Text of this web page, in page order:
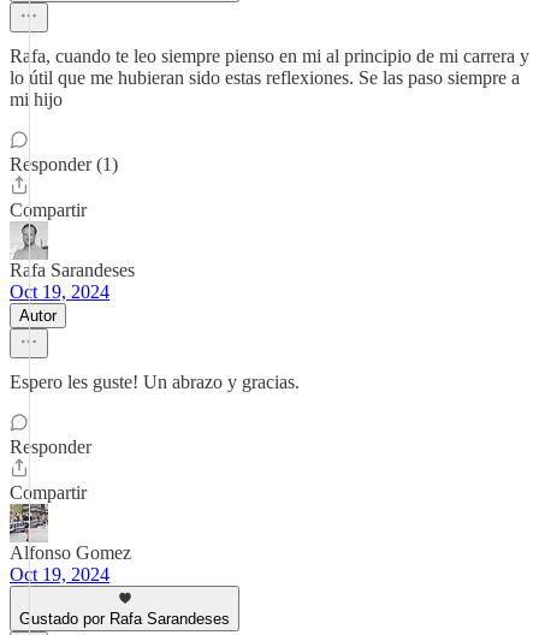
Rafa, cuando te leo siempre pienso en mi al principio de mi carrera y
lo útil que me hubieran sido estas reflexiones. Se las paso siempre a
mi hijo
Responder (1)
Compartir
Rafa Sarandeses
Oct 19, 2024
Autor
Espero les guste! Un abrazo y gracias.
Responder
Compartir
Alfonso Gomez
Oct 19, 2024
Gustado por Rafa Sarandeses